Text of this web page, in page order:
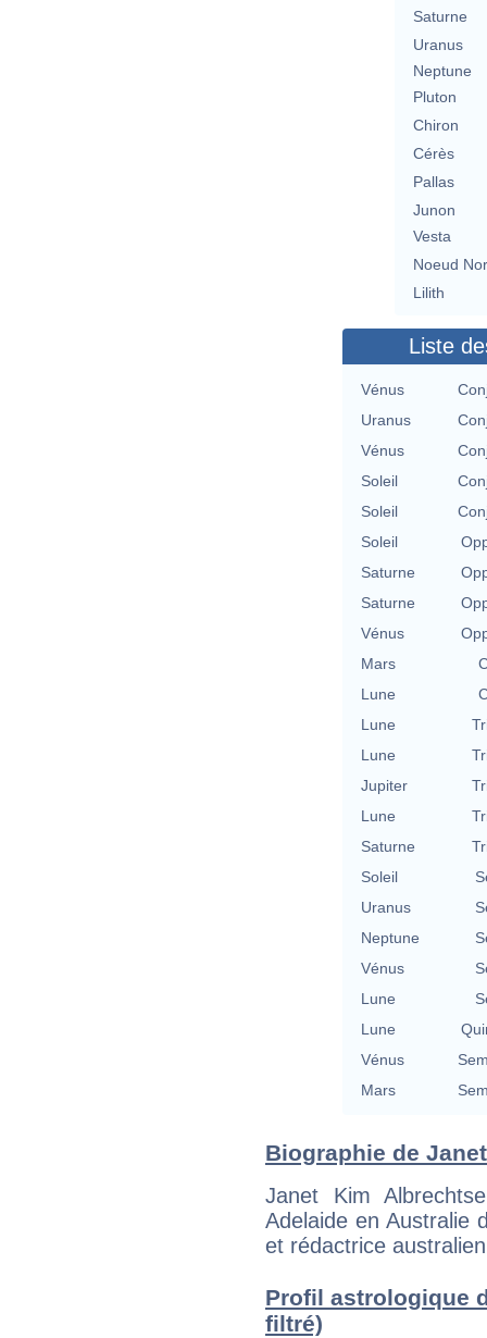
Saturne
Uranus
Neptune
Pluton
Chiron
Cérès
Pallas
Junon
Vesta
Noeud
Lilith
Liste
Vénus
Uranus
Vénus
Soleil
Soleil
Soleil
Saturne
Saturne
Vénus
Mars
Lune
Lune
Lune
Jupiter
Lune
Saturne
Soleil
Uranus
Neptune
Vénus
Lune
Lune
Vénus
Mars
Biographie de
Janet Kim
Adelaide en Australie
et rédactrice
Profil astrologique
filtré)